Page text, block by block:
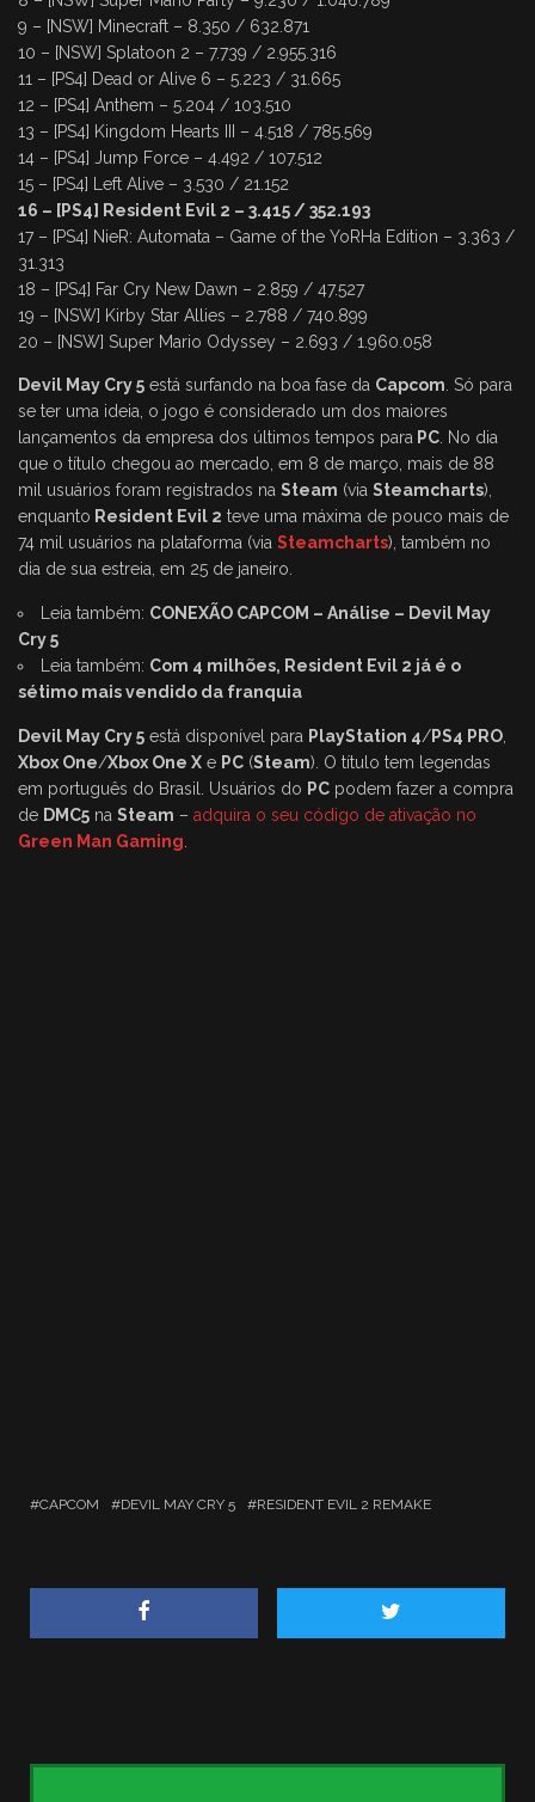
9 – [NSW] Minecraft – 8.350 / 632.871
10 – [NSW] Splatoon 2 – 7.739 / 2.955.316
11 – [PS4] Dead or Alive 6 – 5.223 / 31.665
12 – [PS4] Anthem – 5.204 / 103.510
13 – [PS4] Kingdom Hearts III – 4.518 / 785.569
14 – [PS4] Jump Force – 4.492 / 107.512
15 – [PS4] Left Alive – 3.530 / 21.152
16 – [PS4] Resident Evil 2 – 3.415 / 352.193
17 – [PS4] NieR: Automata – Game of the YoRHa Edition – 3.363 /
31.313
18 – [PS4] Far Cry New Dawn – 2.859 / 47.527
19 – [NSW] Kirby Star Allies – 2.788 / 740.899
20 – [NSW] Super Mario Odyssey – 2.693 / 1.960.058
Devil May Cry 5 está surfando na boa fase da Capcom . Só para
se ter uma ideia, o jogo é considerado um dos maiores
lançamentos da empresa dos últimos tempos para PC . No dia
que o título chegou ao mercado, em 8 de março, mais de 88
mil usuários foram registrados na Steam (via Steamcharts),
enquanto Resident Evil 2 teve uma máxima de pouco mais de
74 mil usuários na plataforma (via Steamcharts), também no
dia de sua estreia, em 25 de janeiro.
Leia também: CONEXÃO CAPCOM – Análise – Devil May
Cry 5
Leia também: Com 4 milhões, Resident Evil 2 já é o
sétimo mais vendido da franquia
Devil May Cry 5 está disponível para PlayStation 4/PS4 PRO
Xbox One/Xbox One X e PC (Steam). O título tem legendas
em português do Brasil. Usuários do PC podem fazer a compra
de DMC5 na Steam – adquira o seu código de ativação no
Green Man Gaming
CAPCOM DEVIL MAY CRY 5 RESIDENT EVIL 2 REMAKE